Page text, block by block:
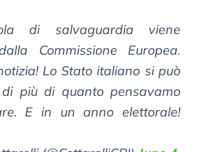
di salvaguardia viene
Commissione Europea.
Lo Stato italiano si può
più di quanto pensavamo
E in un anno elettorale!